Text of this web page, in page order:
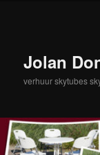
inhoudJolan
verhuur skytubes